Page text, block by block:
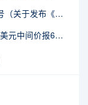
海关总署公告2026年第111号（关于发布《进出境动植物检疫处理监督管理工作规定》《进出境卫生处理监督管理工作规定》的公告）
2026年8月7日周五人民币对美元中间价报6.7904调贬9个基点